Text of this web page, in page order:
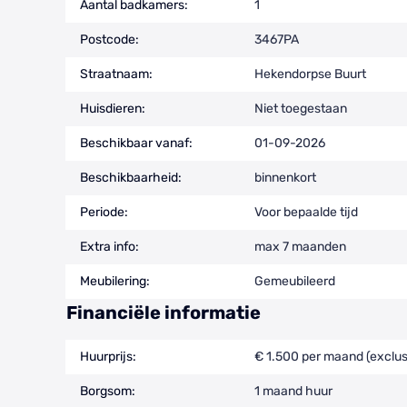
Aantal badkamers: 1
Postcode: 3467PA
Straatnaam: Hekendorpse Buurt
Huisdieren: Niet toegestaan
Beschikbaar vanaf: 01-09-2026
Beschikbaarheid: binnenkort
Periode: Voor bepaalde tijd
Extra info: max 7 maanden
Meubilering: Gemeubileerd
Financiële informatie
Huurprijs: € 1.500 per maand
Borgsom: 1 maand huur